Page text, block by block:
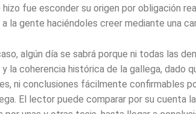
hizo fue esconder su origen por obligación
la gente haciéndoles creer mediante una
algún día se sabrá porque ni todas las
la coherencia histórica de la gallega, dado
ni conclusiones fácilmente confirmables
El lector puede comparar por su cuenta